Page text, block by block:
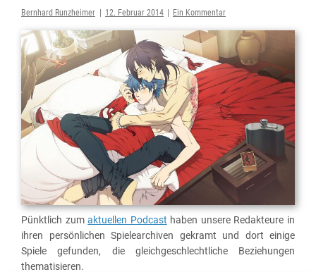
Bernhard Runzheimer 12. Februar 2014 Ein Kommentar
Pünktlich zumaktuellen Podcast haben unsere Redakteure in
ihren persönlichen Spielearchiven gekramt und dort einige
Spiele gefunden, die gleichgeschlechtliche Beziehungen
thematisieren.